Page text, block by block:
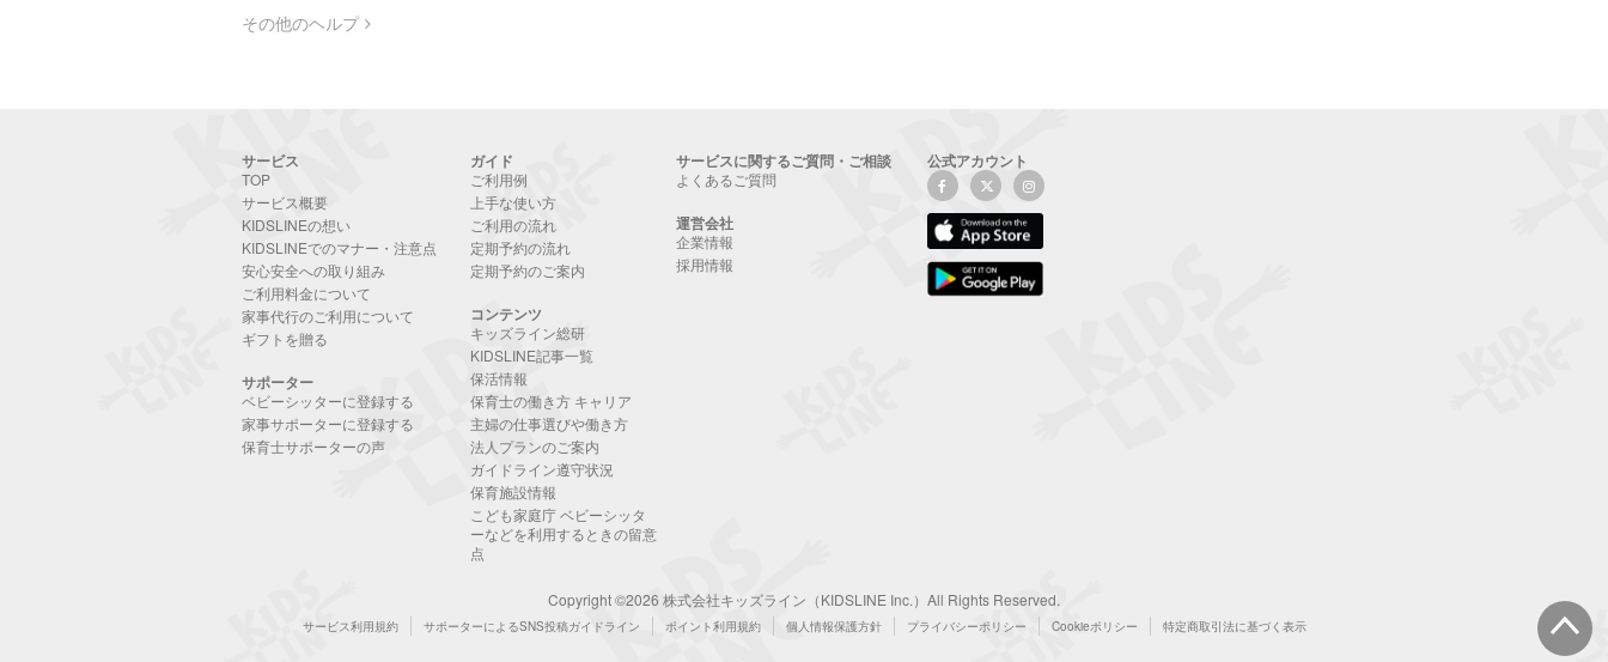
その他のヘルプ
サービス
TOP
サービス概要
KIDSLINEの想い
KIDSLINEでのマナー・注意点
安心安全への取り組み
ご利用料金について
家事代行のご利用について
ギフトを贈る
サポーター
ベビーシッターに登録する
家事サポーターに登録する
保育士サポーターの声
ガイド
ご利用例
上手な使い方
ご利用の流れ
定期予約の流れ
定期予約のご案内
コンテンツ
キッズライン総研
KIDSLINE記事一覧
保活情報
保育士の働き方 キャリア
主婦の仕事選びや働き方
法人プランのご案内
ガイドライン遵守状況
保育施設情報
こども家庭庁 ベビーシッタ
ーなどを利用するときの留意
点
サービスに関するご質問・ご相談
よくあるご質問
運営会社
企業情報
採用情報
公式アカウント
Copyright ©2026 株式会社キッズライン（KIDSLINE Inc.）All Rights Reserved.
サービス利用規約 サポーターによるSNS投稿ガイドライン ポイント利用規約 個人情報保護方針 プライバシーポリシー Cookieポリシー 特定商取引法に基づく表示